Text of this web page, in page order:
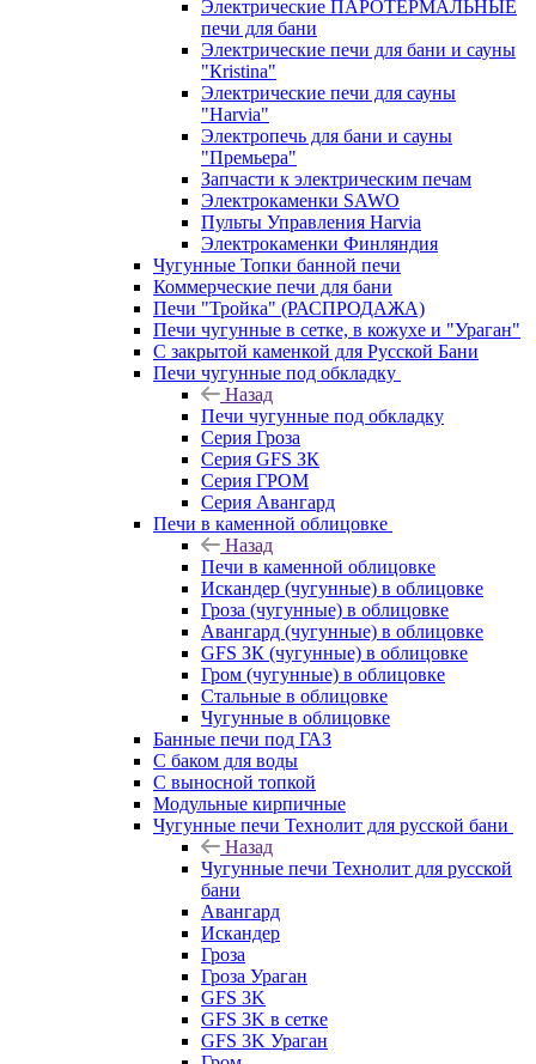
Электрические ПАРОТЕРМАЛЬНЫЕ
печи для бани
Электрические печи для бани и сауны
"Кristina"
Электрические печи для сауны
"Harvia"
Электропечь для бани и сауны
"Премьера"
Запчасти к электрическим печам
Электрокаменки SAWO
Пульты Управления Harvia
Электрокаменки Финляндия
Чугунные Топки банной печи
Коммерческие печи для бани
Печи "Тройка" (РАСПРОДАЖА)
Печи чугунные в сетке, в кожухе и "Ураган"
С закрытой каменкой для Русской Бани
Печи чугунные под обкладку
Назад
Печи чугунные под обкладку
Серия Гроза
Серия GFS ЗК
Серия ГРОМ
Серия Авангард
Печи в каменной облицовке
Назад
Печи в каменной облицовке
Искандер (чугунные) в облицовке
Гроза (чугунные) в облицовке
Авангард (чугунные) в облицовке
GFS ЗК (чугунные) в облицовке
Гром (чугунные) в облицовке
Стальные в облицовке
Чугунные в облицовке
Банные печи под ГАЗ
С баком для воды
С выносной топкой
Модульные кирпичные
Чугунные печи Технолит для русской бани
Назад
Чугунные печи Технолит для русской
бани
Авангард
Искандер
Гроза
Гроза Ураган
GFS 3K
GFS 3K в сетке
GFS 3K Ураган